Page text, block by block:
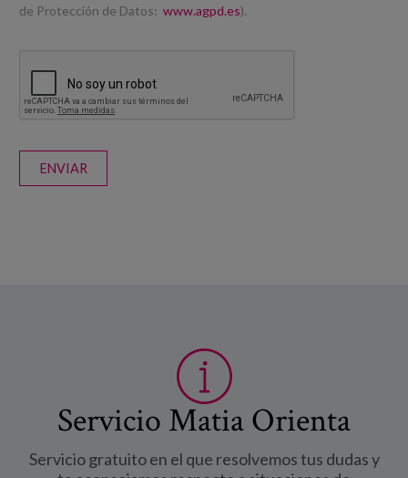
de Protección de Datos:www.agpd.es).
ENVIAR
Servicio Matia Orienta
Servicio gratuito en el que resolvemos tus dudas y